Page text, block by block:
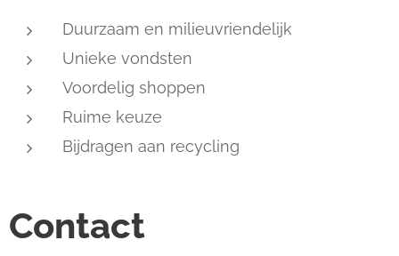
Duurzaam en milieuvriendelijk
Unieke vondsten
Voordelig shoppen
Ruime keuze
Bijdragen aan recycling
Contact